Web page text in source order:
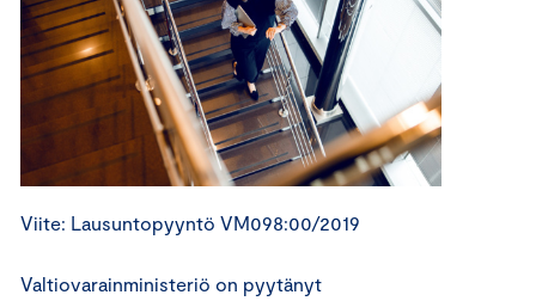
Viite: Lausuntopyyntö VM098:00/2019
Valtiovarainministeriö on pyytänyt